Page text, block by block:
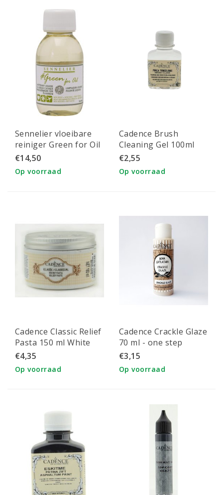
Sennelier vloeibare
reiniger Green for Oil
100ml.
€14,50
Op voorraad
Cadence Brush
Cleaning Gel 100ml
€2,55
Op voorraad
Cadence Classic Relief
Pasta 150 ml White
€4,35
Op voorraad
Cadence Crackle Glaze
70 ml - one step
€3,15
Op voorraad